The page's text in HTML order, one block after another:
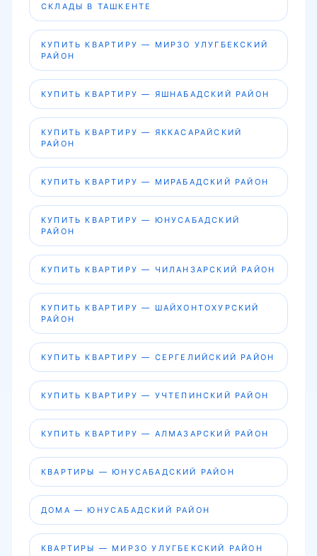
СКЛАДЫ В ТАШКЕНТЕ
КУПИТЬ КВАРТИРУ — МИРЗО УЛУГБЕКСКИЙ
РАЙОН
КУПИТЬ КВАРТИРУ — ЯШНАБАДСКИЙ РАЙОН
КУПИТЬ КВАРТИРУ — ЯККАСАРАЙСКИЙ
РАЙОН
КУПИТЬ КВАРТИРУ — МИРАБАДСКИЙ РАЙОН
КУПИТЬ КВАРТИРУ — ЮНУСАБАДСКИЙ
РАЙОН
КУПИТЬ КВАРТИРУ — ЧИЛАНЗАРСКИЙ РАЙОН
КУПИТЬ КВАРТИРУ — ШАЙХОНТОХУРСКИЙ
РАЙОН
КУПИТЬ КВАРТИРУ — СЕРГЕЛИЙСКИЙ РАЙОН
КУПИТЬ КВАРТИРУ — УЧТЕПИНСКИЙ РАЙОН
КУПИТЬ КВАРТИРУ — АЛМАЗАРСКИЙ РАЙОН
КВАРТИРЫ — ЮНУСАБАДСКИЙ РАЙОН
ДОМА — ЮНУСАБАДСКИЙ РАЙОН
КВАРТИРЫ — МИРЗО УЛУГБЕКСКИЙ РАЙОН